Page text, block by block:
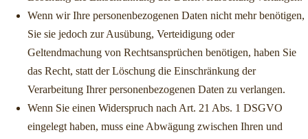
Wenn wir Ihre personenbezogenen Daten nicht mehr benötigen,
Sie sie jedoch zur Ausübung, Verteidigung oder
Geltendmachung von Rechtsansprüchen benötigen, haben Sie
das Recht, statt der Löschung die Einschränkung der
Verarbeitung Ihrer personenbezogenen Daten zu verlangen.
Wenn Sie einen Widerspruch nach Art. 21 Abs. 1 DSGVO
eingelegt haben, muss eine Abwägung zwischen Ihren und